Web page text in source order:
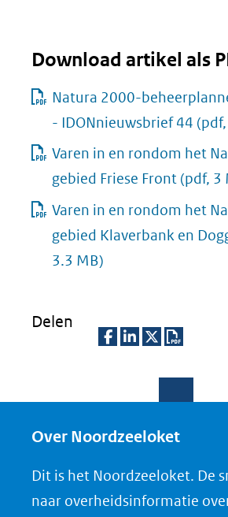
Download artikel als
Natura 2000-
- IDONnieuwsbrief 44
Varen in en rondom het
gebied Friese Front (pdf, 3
Varen in en rondom het
gebied Klaverbank en
3.3 MB)
Delen
e
o
p
e
o
p
e
o
p
n
o
a
Over Noordzeeloket
Dit is het Noordzeeloket. De
naar overheidsinformatie